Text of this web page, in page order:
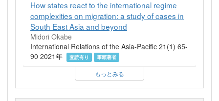
How states react to the international regime
complexities on migration: a study of cases in
South East Asia and beyond
Midori Okabe
International Relations of the Asia-Pacific 21(1) 65-
90 2021年
査読有り 筆頭著者
もっとみる